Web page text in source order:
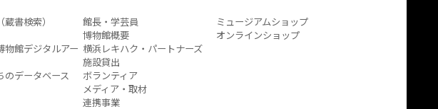
書検索）
物館デジタルアー
のデータベース
館長・学芸員
博物館概要
横浜レキハク・パートナーズ
施設貸出
ボランティア
メディア・取材
連携事業
ミュージアムショップ
オンラインショップ